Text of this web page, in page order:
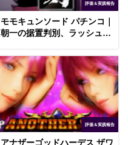
評価＆実践報告
モモキュンソード パチンコ｜
朝一の据置判別、ラッシュ直
評価＆実践報告
アナザーゴッドハーデス ザワ